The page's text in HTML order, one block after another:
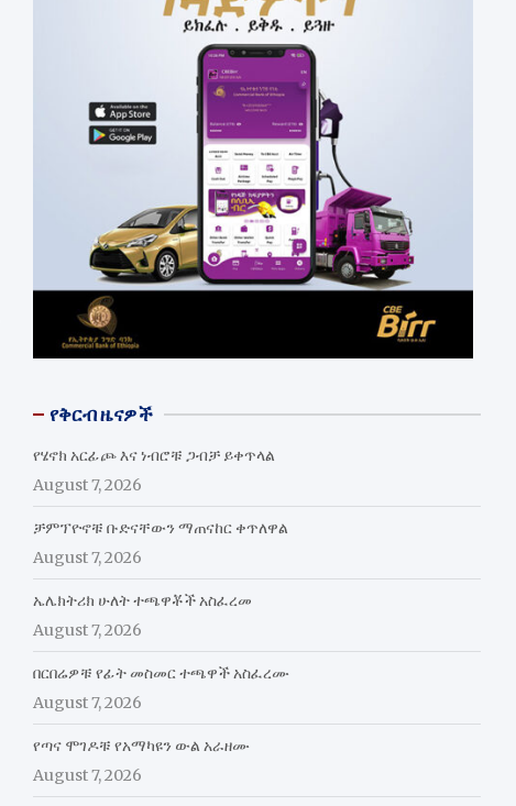
የቅርብ ዜናዎች
የሄኖክ አርፊጮ እና ነብሮቹ ጋብቻ ይቀጥላል
August 7, 2026
ቻምፕዮኖቹ ቡድናቸውን ማጠናከር ቀጥለዋል
August 7, 2026
ኤሌክትሪክ ሁለት ተጫዋቾች አስፈረመ
August 7, 2026
በርበሬዎቹ የፊት መስመር ተጫዋች አስፈረሙ
August 7, 2026
የጣና ሞገዶቹ የአማካዩን ውል አራዘሙ
August 7, 2026